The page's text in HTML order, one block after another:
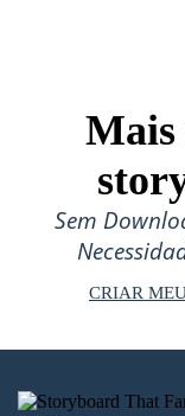
Sem
CRIAR